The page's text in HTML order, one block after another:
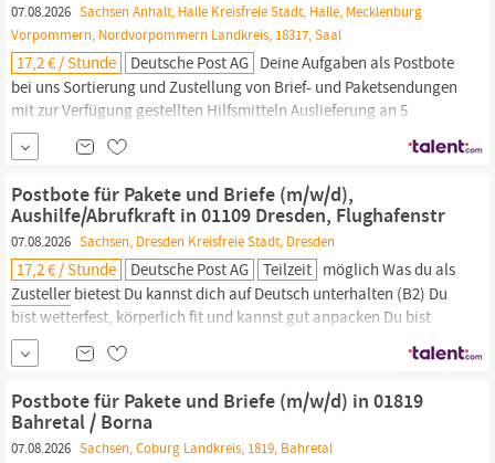
07.08.2026 Sachsen Anhalt, Halle Kreisfreie Stadt, Halle, Mecklenburg
Vorpommern, Nordvorpommern Landkreis, 18317, Saal
17,2 € / Stunde Deutsche Post AG Deine Aufgaben als Postbote
bei uns Sortierung und Zustellung von Brief- und Paketsendungen
mit zur Verfügung gestellten Hilfsmitteln Auslieferung an 5
Werktagen (zwischen Montag und Samstag) Sendungen im
Durchschnitt unter 10 kg (bis max. 31,5 kg) Zustellung mit
unseren Geschäftsfahrzeugen, bspw. vollelektrische Fahrzeuge
Was du alsZustellerbietest...
Postbote für Pakete und Briefe (m/w/d),
Aushilfe/Abrufkraft in 01109 Dresden, Flughafenstr
07.08.2026 Sachsen, Dresden Kreisfreie Stadt, Dresden
17,2 € / Stunde Deutsche Post AG Teilzeit möglich Was du als
Zustellerbietest Du kannst dich auf Deutsch unterhalten (B2) Du
bist wetterfest, körperlich fit und kannst gut anpacken Du bist
zuverlässig, hängst dich rein und bist flexibel Einen gültigen Pkw-
Führerschein Du bist mindestens 18 Jahre alt Du arbeitest gern im
Team Du möchtest als Abrufkraft an einzelnen Tagen (max.2)
Postbote für Pakete und Briefe (m/w/d) in 01819
Bahretal / Borna
07.08.2026 Sachsen, Coburg Landkreis, 1819, Bahretal